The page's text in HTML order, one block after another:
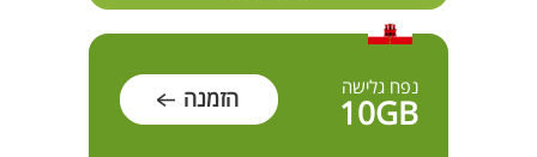
נפח גלישה
10GB הזמנה